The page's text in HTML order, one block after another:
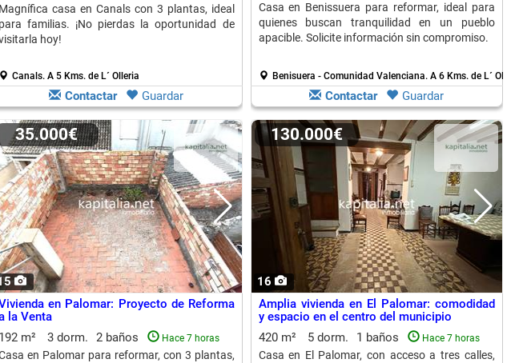
Magnífica casa en Canals con 3 plantas, ideal
para familias. ¡No pierdas la oportunidad de
hoy!
Canals. A 5 Kms. de L´ Olleria
Contactar Guardar
Casa en Benissuera para reformar, ideal para
quienes buscan tranquilidad en un pueblo
apacible. Solicite información sin compromiso.
Benisuera - Comunidad Valenciana. A 6 Kms. de L´
Contactar Guardar
35.000€
en Palomar: Proyecto de Reforma
la Venta
192 m²
3 dorm. 2 baños Hace 7 horas
en Palomar para reformar, con 3 plantas,
16
130.000€
Amplia vivienda en El Palomar: comodidad
y espacio en el centro del municipio
420 m²
5 dorm. 1 baños Hace 7 horas
Casa en El Palomar, con acceso a tres calles,